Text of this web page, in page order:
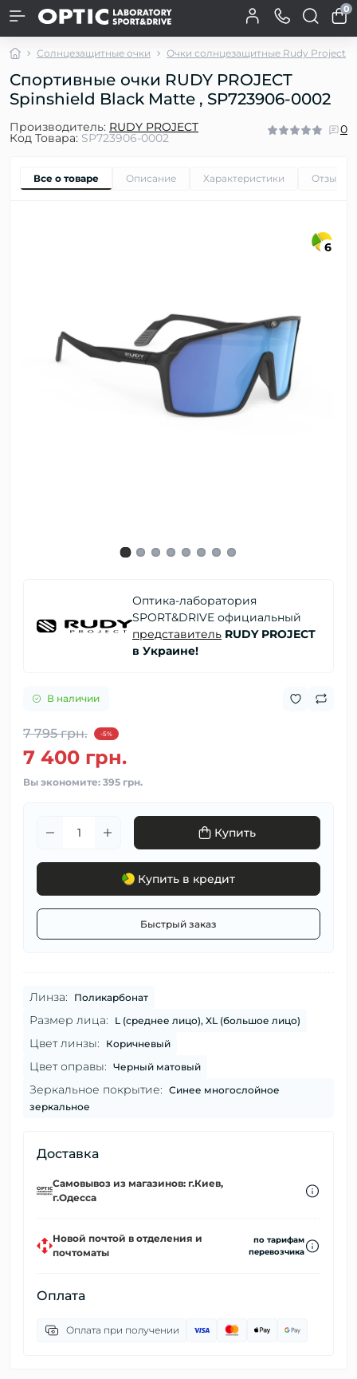
0
Солнцезащитные очки Очки солнцезащитные Rudy Project
Спортивные очки RUDY PROJECT
Spinshield Black Matte , SP723906-0002
Производитель: RUDY PROJECT
Код Товара: SP723906-0002
0
Все о товаре Описание Характеристики Отзывы
6
Оптика-лаборатория
SPORT&DRIVE официальный
представитель RUDY PROJECT
в Украине!
В наличии
7 795 грн. -5%
7 400 грн.
Вы экономите: 395 грн.
Купить
Купить в кредит
Быстрый заказ
Линза: Поликарбонат
Размер лица: L (среднее лицо), XL (большое лицо)
Цвет линзы: Коричневый
Цвет оправы: Черный матовый
Зеркальное покрытие: Синее многослойное
зеркальное
Доставка
Самовывоз из магазинов: г.Киев,
г.Одесса
Новой почтой в отделения и
почтоматы
по тарифам
перевозчика
Оплата
Оплата при получении